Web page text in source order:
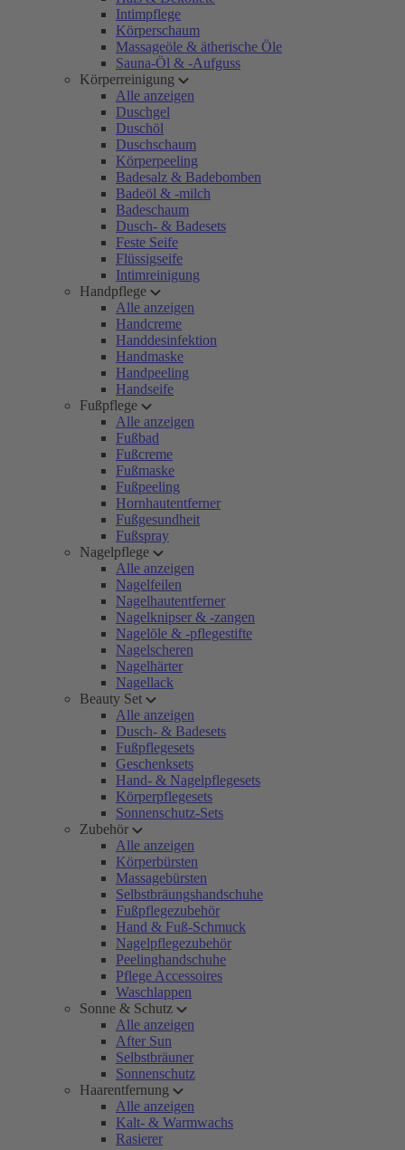
Intimpflege
Körperschaum
Massageöle & ätherische Öle
Sauna-Öl & -Aufguss
Körperreinigung
Alle anzeigen
Duschgel
Duschöl
Duschschaum
Körperpeeling
Badesalz & Badebomben
Badeöl & -milch
Badeschaum
Dusch- & Badesets
Feste Seife
Flüssigseife
Intimreinigung
Handpflege
Alle anzeigen
Handcreme
Handdesinfektion
Handmaske
Handpeeling
Handseife
Fußpflege
Alle anzeigen
Fußbad
Fußcreme
Fußmaske
Fußpeeling
Hornhautentferner
Fußgesundheit
Fußspray
Nagelpflege
Alle anzeigen
Nagelfeilen
Nagelhautentferner
Nagelknipser & -zangen
Nagelöle & -pflegestifte
Nagelscheren
Nagelhärter
Nagellack
Beauty Set
Alle anzeigen
Dusch- & Badesets
Fußpflegesets
Geschenksets
Hand- & Nagelpflegesets
Körperpflegesets
Sonnenschutz-Sets
Zubehör
Alle anzeigen
Körperbürsten
Massagebürsten
Selbstbräungshandschuhe
Fußpflegezubehör
Hand & Fuß-Schmuck
Nagelpflegezubehör
Peelinghandschuhe
Pflege Accessoires
Waschlappen
Sonne & Schutz
Alle anzeigen
After Sun
Selbstbräuner
Sonnenschutz
Haarentfernung
Alle anzeigen
Kalt- & Warmwachs
Rasierer